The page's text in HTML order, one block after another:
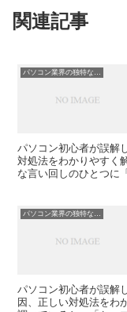
関連記事
パソコン業界の独特な言い回し
パソコン初心者が誤解
対処法をわかりやすく
な言い回しのひとつに
パソコン業界の独特な言い回し
パソコン初心者が誤解
因、正しい対処法をわ